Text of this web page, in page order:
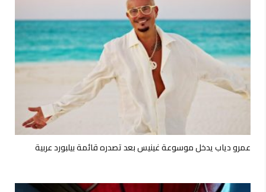
عمرو دياب يدخل موسوعة غينيس بعد تصدره قائمة بيلبورد عربية